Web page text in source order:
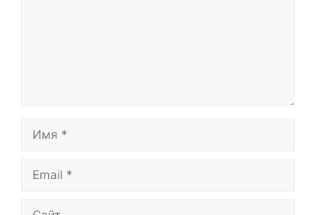
Имя
Email
Сайт